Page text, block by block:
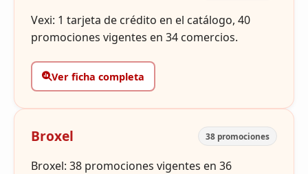
Vexi: 1 tarjeta de crédito en el catálogo, 40
promociones vigentes en 34 comercios.
Ver ficha completa
Broxel 38 promociones
Broxel: 38 promociones vigentes en 36